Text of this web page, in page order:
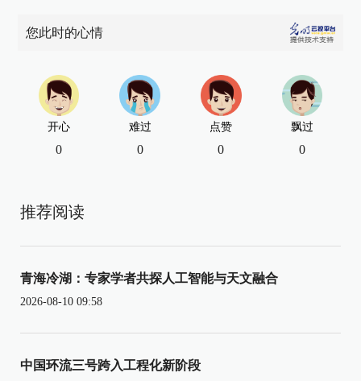
您此时的心情
开心
0
难过
0
点赞
0
飘过
0
推荐阅读
青海冷湖：专家学者共探人工智能与天文融合
2026-08-10 09:58
中国环流三号跨入工程化新阶段